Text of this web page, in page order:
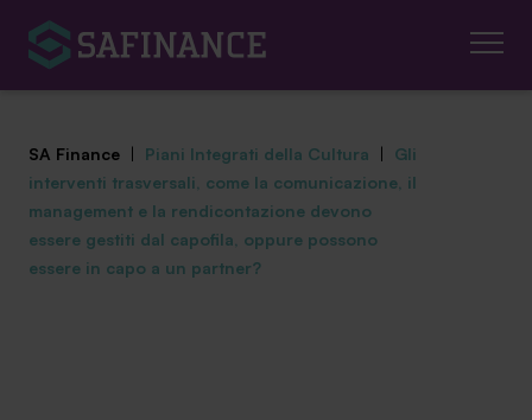
Mediazione Creditizia
SA Finance | Piani Integrati della Cultura | Gli
interventi trasversali, come la comunicazione, il
management e la rendicontazione devono
essere gestiti dal capofila, oppure possono
essere in capo a un partner?